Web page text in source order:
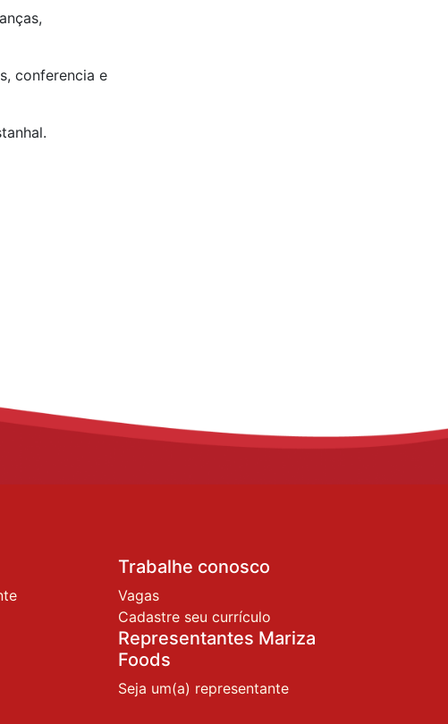
conferencia e
Trabalhe conosco
Vagas
Cadastre seu currículo
Representantes Mariza
Foods
Seja um(a) representante